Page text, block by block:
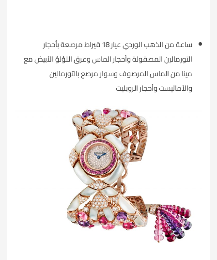
ساعة من الذهب الوردي عيار 18 قيراط مرصعة بأحجار
التورمالين المصقولة وأحجار الماس وعرق اللؤلؤ الأبيض مع
مينا من الماس المرصوف وسوار مرصع بالتورمالين
والأماثيست وأحجار الروبليت